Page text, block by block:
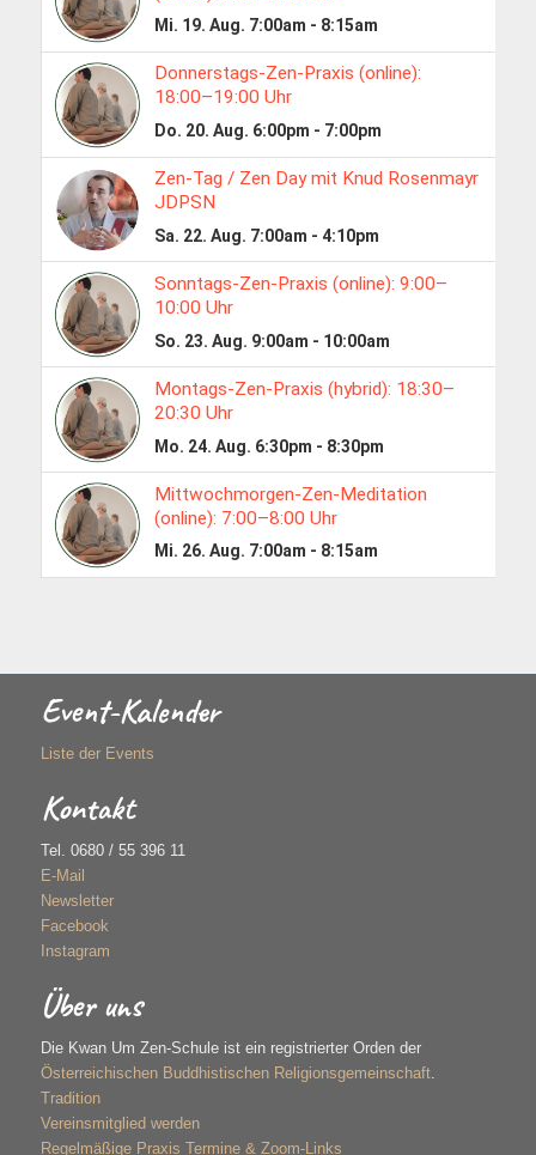
Event-Kalender
Liste der Events
Kontakt
Tel. 0680 / 55 396 11
E-Mail
Newsletter
Facebook
Instagram
Über uns
Die Kwan Um Zen-Schule ist ein registrierter Orden der
Österreichischen Buddhistischen Religionsgemeinschaft.
Tradition
Vereinsmitglied werden
Regelmäßige Praxis Termine & Zoom-Links